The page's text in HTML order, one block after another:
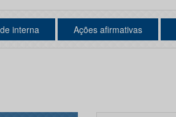
interna Ações afirmativas